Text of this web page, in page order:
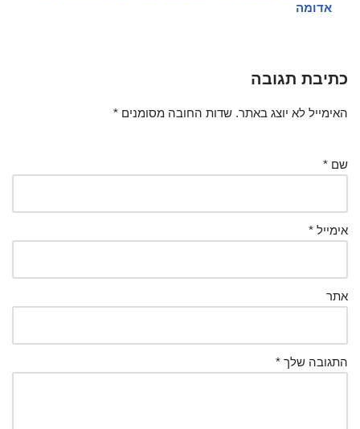
אדומה
כתיבת תגובה
האימייל לא יוצג באתר. שדות החובה מסומנים *
שם *
אימייל *
אתר
התגובה שלך *